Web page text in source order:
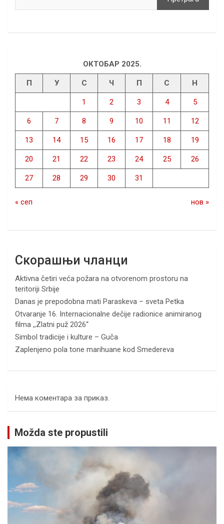
ОКТОБАР 2025.
П У С Ч П С Н
1 2 3 4 5
6 7 8 9 10 11 12
13 14 15 16 17 18 19
20 21 22 23 24 25 26
27 28 29 30 31
« сеп нов »
Скорашњи чланци
Aktivna četiri veća požara na otvorenom prostoru na
teritoriji Srbije
Danas je prepodobna mati Paraskeva – sveta Petka
Otvaranje 16. Internacionalne dečije radionice animiranog
filma ,,Zlatni puž 2026“
Simbol tradicije i kulture – Guča
Zaplenjeno pola tone marihuane kod Smedereva
Нема коментара за приказ.
Možda ste propustili